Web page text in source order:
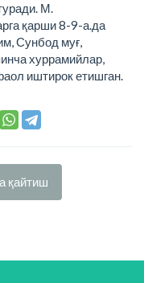
М.
қарши 8-9-а.да
Сунбод муғ,
хуррамийлар,
иштирок етишган.
қайтиш